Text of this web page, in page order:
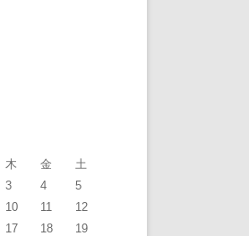
木 金
土
3 4
5
10 11
12
17 18
19